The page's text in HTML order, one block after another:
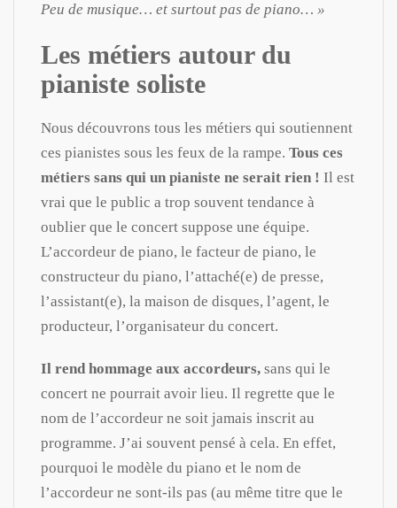
Peu de musique… et surtout pas de piano… »
Les métiers autour du
pianiste soliste
Nous découvrons tous les métiers qui soutiennent
ces pianistes sous les feux de la rampe. Tous ces
métiers sans qui un pianiste ne serait rien ! Il est
vrai que le public a trop souvent tendance à
oublier que le concert suppose une équipe.
L’accordeur de piano, le facteur de piano, le
constructeur du piano, l’attaché(e) de presse,
l’assistant(e), la maison de disques, l’agent, le
producteur, l’organisateur du concert.
Il rend hommage aux accordeurs, sans qui le
concert ne pourrait avoir lieu. Il regrette que le
nom de l’accordeur ne soit jamais inscrit au
programme. J’ai souvent pensé à cela. En effet,
pourquoi le modèle du piano et le nom de
l’accordeur ne sont-ils pas (au même titre que le